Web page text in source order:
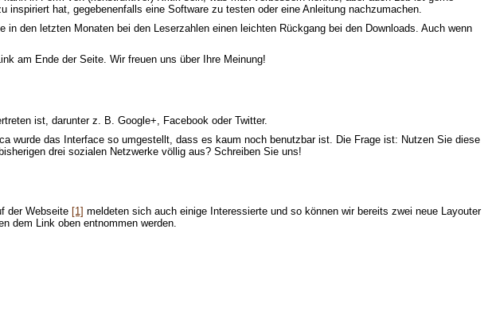
hat, gegebenenfalls eine Software zu testen oder eine Anleitung nachzumachen.
den letzten Monaten bei den Leserzahlen einen leichten Rückgang bei den Downloads. Auch wenn
am Ende der Seite. Wir freuen uns über Ihre Meinung!
ist, darunter z. B. Google+, Facebook oder Twitter.
wurde das Interface so umgestellt, dass es kaum noch benutzbar ist. Die Frage ist: Nutzen Sie diese
drei sozialen Netzwerke völlig aus? Schreiben Sie uns!
der Webseite [1] meldeten sich auch einige Interessierte und so können wir bereits zwei neue Layouter
dem Link oben entnommen werden.